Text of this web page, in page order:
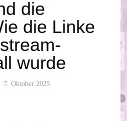
die
die Linke
wurde
7. Oktober 2025